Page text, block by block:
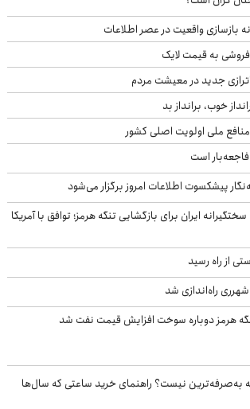
بازسازی واقعیت در عصر اطلاعات
به قیمت لایک
جدید در معیشت مردم
خوب، برانداز بد
ملی اولویت اصلی کشور
است
پیشکسوت اطلاعات امروز برگزار می‌شود
ایران برای بازگشایی تنگه هرمز؛ توافق با آمریکا
از راه رسید
راه‌اندازی شد
تنگه هرمز دوباره سوخت افزایش قیمت نفت شد
به‌صرفه‌ترین نیست؟ راهنمای خرید ساعتی که سال‌ها